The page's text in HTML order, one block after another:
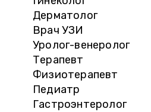
Дерматолог
Врач УЗИ
Уролог-венеролог
Терапевт
Физиотерапевт
Педиатр
Гастроэнтеролог